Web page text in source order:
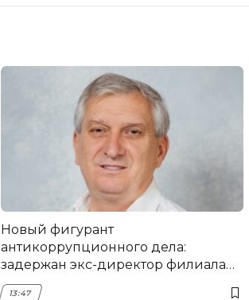
Новый фигурант
антикоррупционного дела:
задержан экс-директор филиала
НЭСК Крымска
13:47